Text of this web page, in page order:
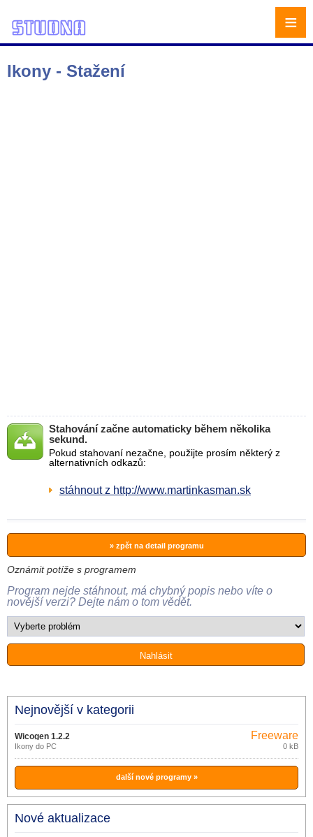
Ikony - Stažení
Stahování začne automaticky během několika
sekund.
Pokud stahovaní nezačne, použijte prosím některý z
alternativních odkazů:
stáhnout z http://www.martinkasman.sk
» zpět na detail programu
Oznámit potíže s programem
Program nejde stáhnout, má chybný popis nebo víte o
novější verzi? Dejte nám o tom vědět.
Nejnovější v kategorii
Wicogen 1.2.2
Ikony do PC
Freeware
0 kB
další nové programy »
Nové aktualizace
≡